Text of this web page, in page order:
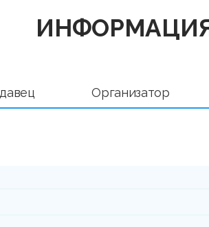
Организатор